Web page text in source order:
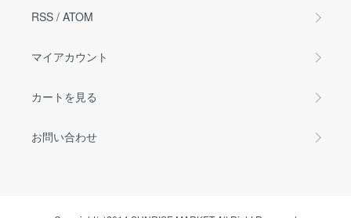
RSS / ATOM
マイアカウント
カートを見る
お問い合わせ